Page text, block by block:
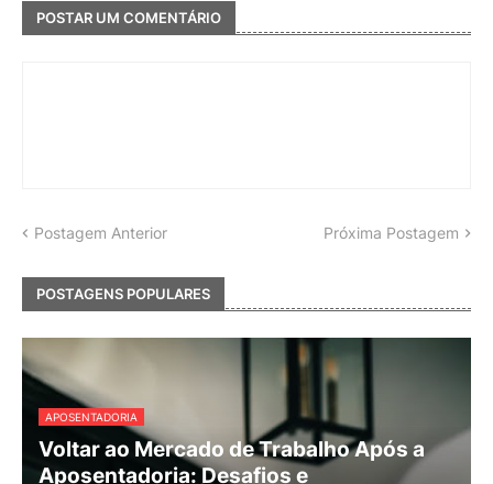
POSTAR UM COMENTÁRIO
Postagem Anterior Próxima Postagem
POSTAGENS POPULARES
APOSENTADORIA
Voltar ao Mercado de Trabalho Após a
Aposentadoria: Desafios e